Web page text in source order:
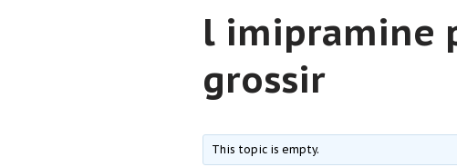
l imipramine
grossir
This topic is empty.